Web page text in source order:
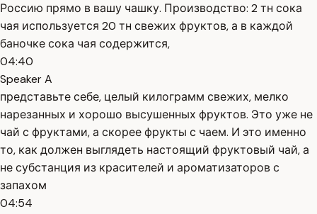
Россию прямо в вашу чашку. Производство: 2 тн сока
чая используется 20 тн свежих фруктов, а в каждой
баночке сока чая содержится,
04:40
Speaker A
представьте себе, целый килограмм свежих, мелко
нарезанных и хорошо высушенных фруктов. Это уже не
чай с фруктами, а скорее фрукты с чаем. И это именно
то, как должен выглядеть настоящий фруктовый чай, а
не субстанция из красителей и ароматизаторов с
запахом
04:54